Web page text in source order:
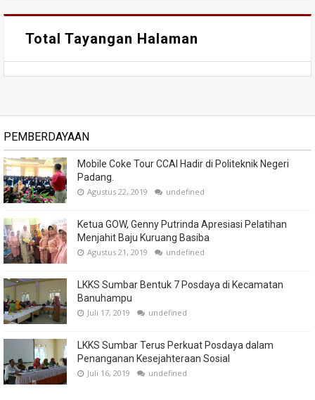
Total Tayangan Halaman
PEMBERDAYAAN
Mobile Coke Tour CCAI Hadir di Politeknik Negeri
Padang.
Agustus 22, 2019 undefined
Ketua GOW, Genny Putrinda Apresiasi Pelatihan
Menjahit Baju Kuruang Basiba
Agustus 21, 2019 undefined
LKKS Sumbar Bentuk 7 Posdaya di Kecamatan
Banuhampu
Juli 17, 2019 undefined
LKKS Sumbar Terus Perkuat Posdaya dalam
Penanganan Kesejahteraan Sosial
Juli 16, 2019 undefined